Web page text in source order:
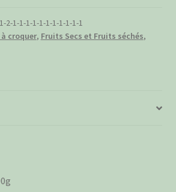
2-1-1-1-1-1-1-1-1-1-1-1
croquer, Fruits Secs et Fruits séchés,